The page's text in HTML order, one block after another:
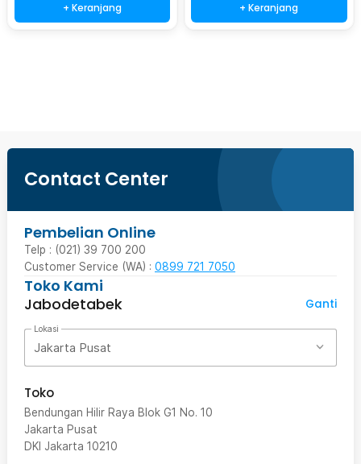
+ Keranjang + Keranjang
Contact Center
Pembelian Online
Telp : (021) 39 700 200
Customer Service (WA) : 0899 721 7050
Toko Kami
Jabodetabek
Ganti
Lokasi
Jakarta Pusat
Toko
Bendungan Hilir Raya Blok G1 No. 10
Jakarta Pusat
DKI Jakarta 10210